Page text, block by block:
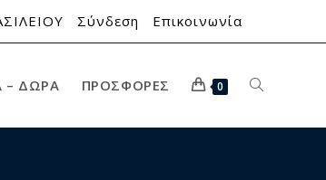
Σύνδεση Επικοινωνία
– ΔΏΡΑ ΠΡΟΣΦΟΡΈΣ 0